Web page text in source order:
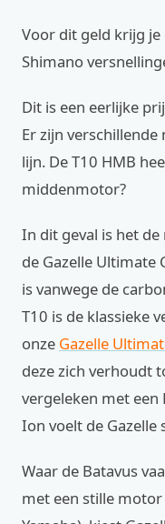
Voor dit geld krijg
Shimano
Dit is een eerlijke
Er zijn
lijn. De T10 HMB
middenmotor?
In dit geval is het
de Gazelle Ultimate
is vanwege de
T10 is de klassieke
onze Gazelle
deze zich verhoudt
vergeleken met een
Ion voelt de Gazelle
Waar de Batavus
met een stille motor